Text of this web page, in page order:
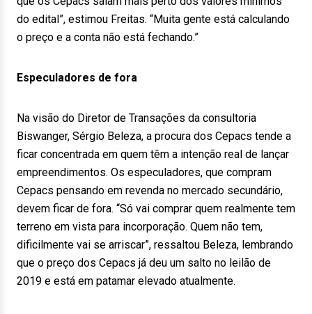
do edital”, estimou Freitas. “Muita gente está calculando
o preço e a conta não está fechando.”
Especuladores de fora
Na visão do Diretor de Transações da consultoria
Biswanger, Sérgio Beleza, a procura dos Cepacs tende a
ficar concentrada em quem têm a intenção real de lançar
empreendimentos. Os especuladores, que compram
Cepacs pensando em revenda no mercado secundário,
devem ficar de fora. “Só vai comprar quem realmente tem
terreno em vista para incorporação. Quem não tem,
dificilmente vai se arriscar”, ressaltou Beleza, lembrando
que o preço dos Cepacs já deu um salto no leilão de
2019 e está em patamar elevado atualmente.